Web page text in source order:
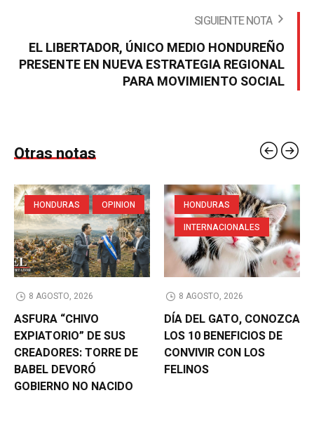
SIGUIENTE NOTA
EL LIBERTADOR, ÚNICO MEDIO HONDUREÑO
PRESENTE EN NUEVA ESTRATEGIA REGIONAL
PARA MOVIMIENTO SOCIAL
Otras notas
HONDURAS OPINION
8 AGOSTO, 2026
ASFURA “CHIVO
EXPIATORIO” DE SUS
CREADORES: TORRE DE
BABEL DEVORÓ
GOBIERNO NO NACIDO
HONDURAS
INTERNACIONALES
8 AGOSTO, 2026
DÍA DEL GATO, CONOZCA
LOS 10 BENEFICIOS DE
CONVIVIR CON LOS
FELINOS